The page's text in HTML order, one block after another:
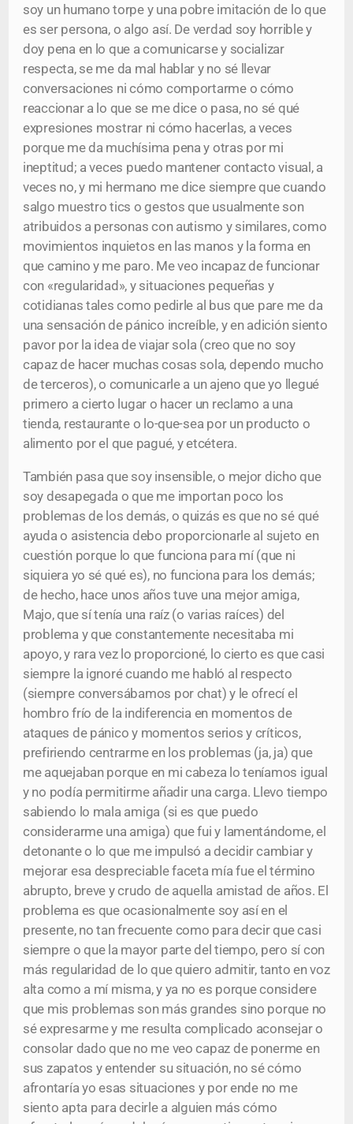
soy un humano torpe y una pobre imitación de lo que
es ser persona, o algo así. De verdad soy horrible y
doy pena en lo que a comunicarse y socializar
respecta, se me da mal hablar y no sé llevar
conversaciones ni cómo comportarme o cómo
reaccionar a lo que se me dice o pasa, no sé qué
expresiones mostrar ni cómo hacerlas, a veces
porque me da muchísima pena y otras por mi
ineptitud; a veces puedo mantener contacto visual, a
veces no, y mi hermano me dice siempre que cuando
salgo muestro tics o gestos que usualmente son
atribuidos a personas con autismo y similares, como
movimientos inquietos en las manos y la forma en
que camino y me paro. Me veo incapaz de funcionar
con «regularidad», y situaciones pequeñas y
cotidianas tales como pedirle al bus que pare me da
una sensación de pánico increíble, y en adición siento
pavor por la idea de viajar sola (creo que no soy
capaz de hacer muchas cosas sola, dependo mucho
de terceros), o comunicarle a un ajeno que yo llegué
primero a cierto lugar o hacer un reclamo a una
tienda, restaurante o lo-que-sea por un producto o
alimento por el que pagué, y etcétera.
También pasa que soy insensible, o mejor dicho que
soy desapegada o que me importan poco los
problemas de los demás, o quizás es que no sé qué
ayuda o asistencia debo proporcionarle al sujeto en
cuestión porque lo que funciona para mí (que ni
siquiera yo sé qué es), no funciona para los demás;
de hecho, hace unos años tuve una mejor amiga,
Majo, que sí tenía una raíz (o varias raíces) del
problema y que constantemente necesitaba mi
apoyo, y rara vez lo proporcioné, lo cierto es que casi
siempre la ignoré cuando me habló al respecto
(siempre conversábamos por chat) y le ofrecí el
hombro frío de la indiferencia en momentos de
ataques de pánico y momentos serios y críticos,
prefiriendo centrarme en los problemas (ja, ja) que
me aquejaban porque en mi cabeza lo teníamos igual
y no podía permitirme añadir una carga. Llevo tiempo
sabiendo lo mala amiga (si es que puedo
considerarme una amiga) que fui y lamentándome, el
detonante o lo que me impulsó a decidir cambiar y
mejorar esa despreciable faceta mía fue el término
abrupto, breve y crudo de aquella amistad de años. El
problema es que ocasionalmente soy así en el
presente, no tan frecuente como para decir que casi
siempre o que la mayor parte del tiempo, pero sí con
más regularidad de lo que quiero admitir, tanto en voz
alta como a mí misma, y ya no es porque considere
que mis problemas son más grandes sino porque no
sé expresarme y me resulta complicado aconsejar o
consolar dado que no me veo capaz de ponerme en
sus zapatos y entender su situación, no sé cómo
afrontaría yo esas situaciones y por ende no me
siento apta para decirle a alguien más cómo